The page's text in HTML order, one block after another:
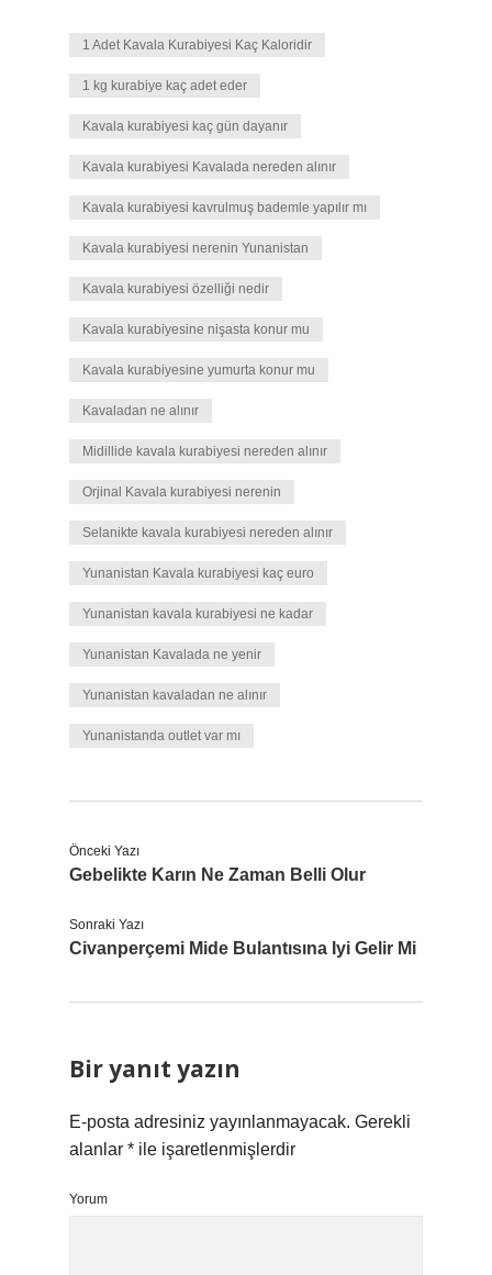
1 Adet Kavala Kurabiyesi Kaç Kaloridir
1 kg kurabiye kaç adet eder
Kavala kurabiyesi kaç gün dayanır
Kavala kurabiyesi Kavalada nereden alınır
Kavala kurabiyesi kavrulmuş bademle yapılır mı
Kavala kurabiyesi nerenin Yunanistan
Kavala kurabiyesi özelliği nedir
Kavala kurabiyesine nişasta konur mu
Kavala kurabiyesine yumurta konur mu
Kavaladan ne alınır
Midillide kavala kurabiyesi nereden alınır
Orjinal Kavala kurabiyesi nerenin
Selanikte kavala kurabiyesi nereden alınır
Yunanistan Kavala kurabiyesi kaç euro
Yunanistan kavala kurabiyesi ne kadar
Yunanistan Kavalada ne yenir
Yunanistan kavaladan ne alınır
Yunanistanda outlet var mı
Önceki Yazı
Gebelikte Karın Ne Zaman Belli Olur
Sonraki Yazı
Civanperçemi Mide Bulantısına Iyi Gelir Mi
Bir yanıt yazın
E-posta adresiniz yayınlanmayacak. Gerekli
alanlar * ile işaretlenmişlerdir
Yorum